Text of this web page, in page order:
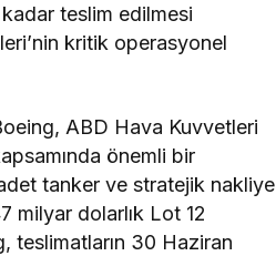
teslim edilmesi
kritik operasyonel
ABD Hava Kuvvetleri
önemli bir
tanker ve stratejik nakliye
milyar dolarlık Lot 12
teslimatların 30 Haziran